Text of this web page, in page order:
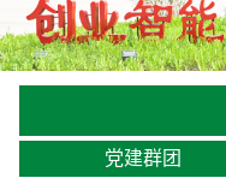
党建群团